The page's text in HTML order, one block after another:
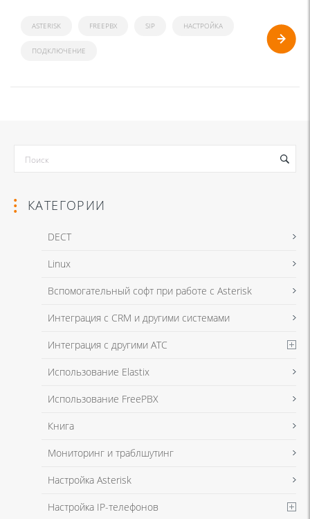
ASTERISK FREEPBX SIP НАСТРОЙКА
ПОДКЛЮЧЕНИЕ
КАТЕГОРИИ
DECT
Linux
Вспомогательный софт при работе с Asterisk
Интеграция с CRM и другими системами
Интеграция с другими АТС
Использование Elastix
Использование FreePBX
Книга
Мониторинг и траблшутинг
Настройка Asterisk
Настройка IP-телефонов